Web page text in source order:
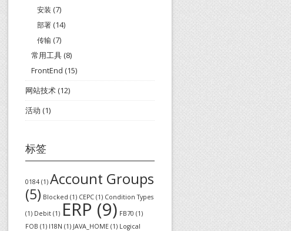
安装 (7)
部署 (14)
传输 (7)
常用工具 (8)
FrontEnd (15)
网站技术(12)
活动 (1)
标签
0184 (1) Account Groups
(5) Blocked (1) CEPC (1) Condition Types
(1) Debit (1) ERP (9) FB70 (1)
FOB (1) I18N (1) JAVA_HOME (1) Logical